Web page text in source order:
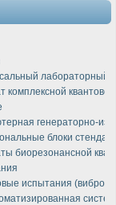
лабораторный
комплексной
генераторно-
блоки стенда
биорезонансной
испытания